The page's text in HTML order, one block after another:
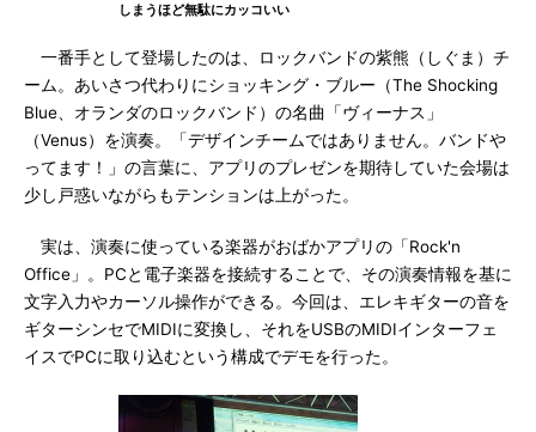
しまうほど無駄にカッコいい
一番手として登場したのは、ロックバンドの紫熊（しぐま）チ
ーム。あいさつ代わりにショッキング・ブルー（The Shocking
Blue、オランダのロックバンド）の名曲「ヴィーナス」
（Venus）を演奏。「デザインチームではありません。バンドや
ってます！」の言葉に、アプリのプレゼンを期待していた会場は
少し戸惑いながらもテンションは上がった。
実は、演奏に使っている楽器がおばかアプリの「Rock'n
Office」。PCと電子楽器を接続することで、その演奏情報を基に
文字入力やカーソル操作ができる。今回は、エレキギターの音を
ギターシンセでMIDIに変換し、それをUSBのMIDIインターフェ
イスでPCに取り込むという構成でデモを行った。